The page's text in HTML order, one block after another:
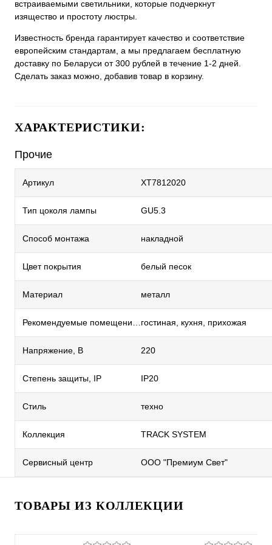
встраиваемыми светильники, которые подчеркнут
изящество и простоту люстры.
Известность бренда гарантирует качество и соответствие
европейским стандартам, а мы предлагаем бесплатную
доставку по Беларуси от 300 рублей в течение 1-2 дней.
Сделать заказ можно, добавив товар в корзину.
ХАРАКТЕРИСТИКИ:
Прочие
Артикул XT7812020
Тип цоколя лампы GU5.3
Способ монтажа накладной
Цвет покрытия белый песок
Материал металл
гостиная, кухня, прихожая
Напряжение, В 220
Степень защиты, IP IP20
Стиль техно
Коллекция TRACK SYSTEM
Сервисный центр ООО "Премиум Свет"
ТОВАРЫ ИЗ КОЛЛЕКЦИИ